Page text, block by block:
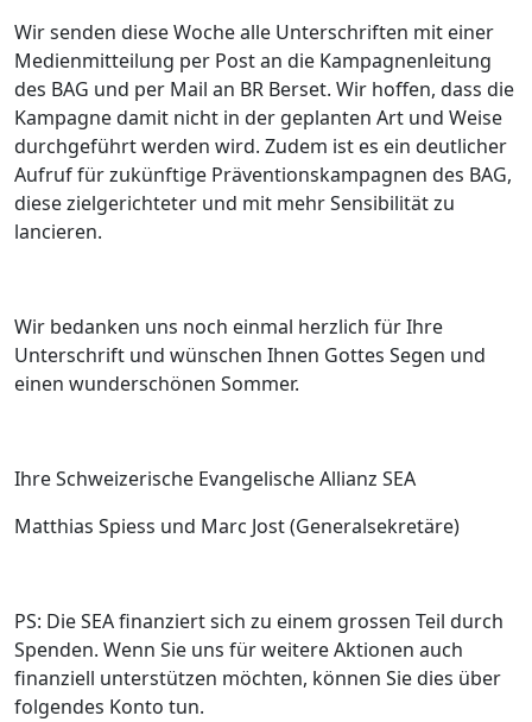
Wir senden diese Woche alle Unterschriften mit einer
Medienmitteilung per Post an die Kampagnenleitung
des BAG und per Mail an BR Berset. Wir hoffen, dass die
Kampagne damit nicht in der geplanten Art und Weise
durchgeführt werden wird. Zudem ist es ein deutlicher
Aufruf für zukünftige Präventionskampagnen des BAG,
diese zielgerichteter und mit mehr Sensibilität zu
lancieren.
Wir bedanken uns noch einmal herzlich für Ihre
Unterschrift und wünschen Ihnen Gottes Segen und
einen wunderschönen Sommer.
Ihre Schweizerische Evangelische Allianz SEA
Matthias Spiess und Marc Jost (Generalsekretäre)
PS: Die SEA finanziert sich zu einem grossen Teil durch
Spenden. Wenn Sie uns für weitere Aktionen auch
finanziell unterstützen möchten, können Sie dies über
folgendes Konto tun.